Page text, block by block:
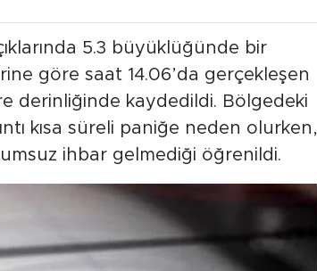
5.3 büyüklüğünde bir
göre saat 14.06’da gerçekleşen
derinliğinde kaydedildi. Bölgedeki
kısa süreli paniğe neden olurken,
ihbar gelmediği öğrenildi.